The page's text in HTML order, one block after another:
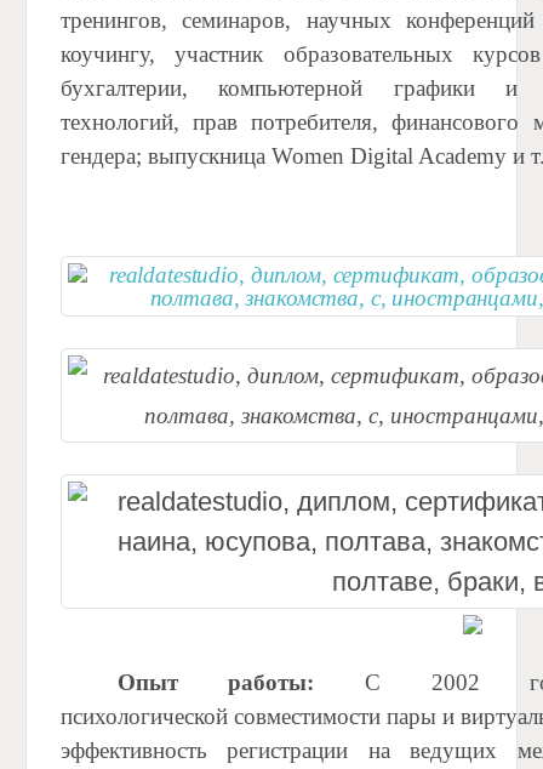
тренингов, семинаров, научных
коучингу, участник образовательных
бухгалтерии, компьютерной графики и
технологий, прав потребителя, финансового
гендера; выпускница Women Digital Academy и
Опыт работы:
С 2002
психологической совместимости пары и
эффективность регистрации на ведущих